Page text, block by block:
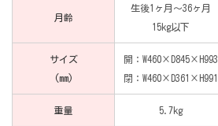
月齢
生後1ヶ月～36ヶ月
15kg以下
サイズ
(mm)
開：W460×D845×H993
閉：W460×D361×H991
重量 5.7kg